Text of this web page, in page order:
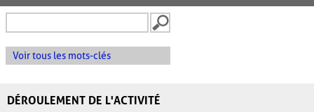
Voir tous les mots-clés
DÉROULEMENT DE L'ACTIVITÉ